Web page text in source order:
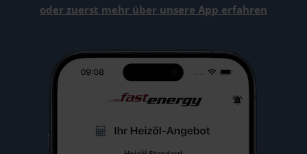
oder zuerst mehr über unsere App erfahren